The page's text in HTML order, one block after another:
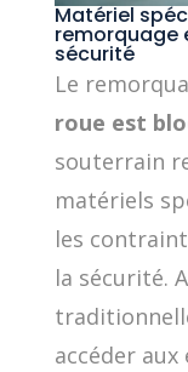
Matériel
remorquage
sécurité
Le
roue est
souterrain
matériels
les
la sécurité.
accéder